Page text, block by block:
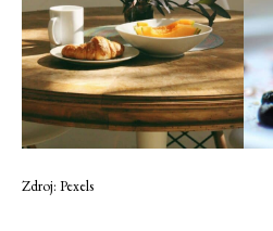
Zdroj: Pexels